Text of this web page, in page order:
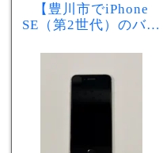
【豊川市でiPhone
SE（第2世代）のバッ
スマ豊川店】電池の
減りが早い症状も当